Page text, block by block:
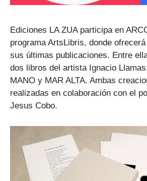
Ediciones LA ZUA participa en
programa ArtsLibris, donde
sus últimas publicaciones. Entre
dos libros del artista Ignacio
MANO y MAR ALTA. Ambas
realizadas en colaboración con el
Jesus Cobo.